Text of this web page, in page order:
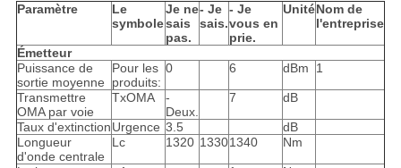
Paramètre
Le
symbole
Je ne
sais
pas.
- Je
sais.
- Je
vous en
prie.
UnitéNom de
l'entreprise
Émetteur
Puissance de
sortie moyenne
Pour les
produits:
0 6 dBm 1
Transmettre
OMA par voie
TxOMA
-
Deux.
7 dB
Taux d'extinctionUrgence 3.5
dB
Longueur
d'onde centrale
Lc 1320 13301340 Nm